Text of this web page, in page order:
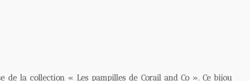
la collection « Les pampilles de Corail and Co ». Ce bijou